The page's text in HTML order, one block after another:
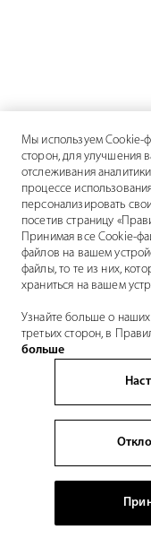
Мы используем Cookie-
сторон, для улучшения
отслеживания
процессе
персонализировать
посетив страницу
Принимая все Cookie-
файлов на вашем
файлы, то те из них,
храниться на вашем
Узнайте больше о
третьих сторон, в
больше